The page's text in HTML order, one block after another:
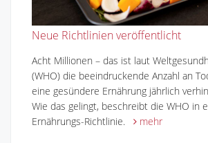
Neue Richtlinien veröffentlicht
Acht Millionen – das ist laut
(WHO) die beeindruckende Anzahl an
eine gesündere Ernährung jährlich
Wie das gelingt, beschreibt die WHO in
Ernährungs-Richtlinie.
mehr